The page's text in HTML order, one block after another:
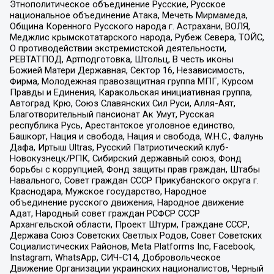
Этнополитическое объединение Русские, Русское
национальное объединение Атака, Мечеть Мирмамеда,
Община Коренного Русского народа г. Астрахани, ВОЛЯ,
Меджлис крымскотатарского народа, Рубеж Севера, ТОЙС,
О противодействии экстремистской деятельности,
РЕВТАТПОД, Артподготовка, Штольц, В честь иконы
Божией Матери Державная, Сектор 16, Независимость,
Фирма, Молодежная правозащитная группа МПГ, Курсом
Правды и Единения, Каракольская инициативная группа,
Автоград Крю, Союз Славянских Сил Руси, Алля-Аят,
Благотворительный пансионат Ак Умут, Русская
республика Русь, Арестантское уголовное единство,
Башкорт, Нация и свобода, Нация и свобода, W.H.С., Фалунь
Дафа, Иртыш Ultras, Русский Патриотический клуб-
Новокузнецк/РПК, Сибирский державный союз, Фонд
борьбы с коррупцией, Фонд защиты прав граждан, Штабы
Навального, Совет граждан СССР Прикубанского округа г.
Краснодара, Мужское государство, Народное
объединение русского движения, Народное движение
Адат, Народный совет граждан РСФСР СССР
Архангельской области, Проект Штурм, Граждане СССР,
Держава Союз Советских Светлых Родов, Совет Советских
Социалистических Районов, Meta Platforms Inc, Facebook,
Instagram, WhatsApp, СИЧ-С14, Добровольческое
Движение Организации украинских националистов, Черный